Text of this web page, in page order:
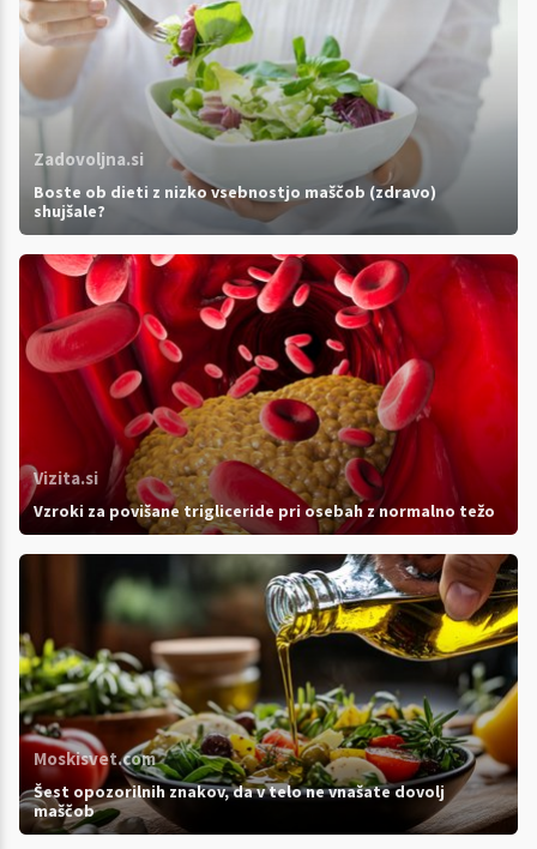
Zadovoljna.si
Boste ob dieti z nizko vsebnostjo maščob (zdravo)
shujšale?
Vizita.si
Vzroki za povišane trigliceride pri osebah z normalno težo
Moskisvet.com
Šest opozorilnih znakov, da v telo ne vnašate dovolj
maščob